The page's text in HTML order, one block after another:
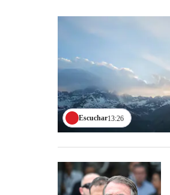
Escuchar13:26